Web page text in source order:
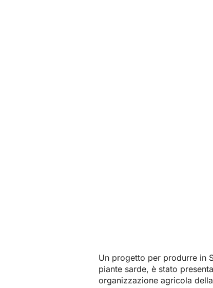
Un progetto per produrre in
piante sarde, è stato
organizzazione agricola